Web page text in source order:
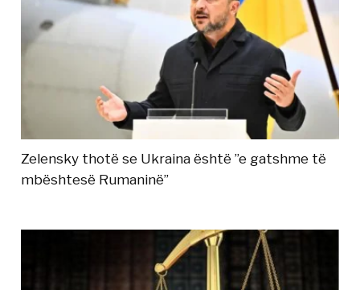
Zelensky thotë se Ukraina është ”e gatshme të
mbështesë Rumaninë”